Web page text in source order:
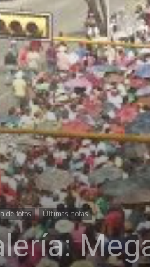
de fotos Últimas notas